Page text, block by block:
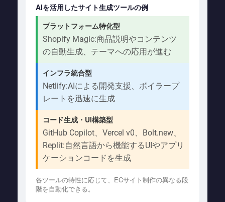
AIを活用したサイト生成ツールの例
プラットフォーム特化型
Shopify Magic:商品説明やコンテンツ
の自動生成、テーマへの応用が進む
インフラ統合型
Netlify:AIによる開発支援、ボイラープ
レートを迅速に生成
コード生成・UI構築型
GitHub Copilot、Vercel v0、Bolt.new、
Replit:自然言語から機能するUIやアプリ
ケーションコードを生成
各ツールの特性に応じて、ECサイト制作の異なる段
階を自動化できる。